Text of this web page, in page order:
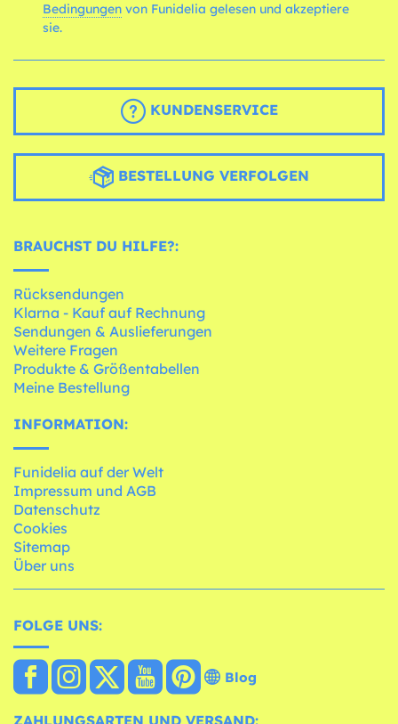
Bedingungen
sie.
KUNDENSERVICE
BESTELLUNG VERFOLGEN
BRAUCHST DU HILFE?:
Rücksendungen
Klarna - Kauf auf Rechnung
Sendungen & Auslieferungen
Weitere Fragen
Produkte & Größentabellen
Meine Bestellung
INFORMATION:
Funidelia auf der Welt
Impressum und AGB
Datenschutz
Cookies
Sitemap
Über uns
FOLGE UNS:
Blog